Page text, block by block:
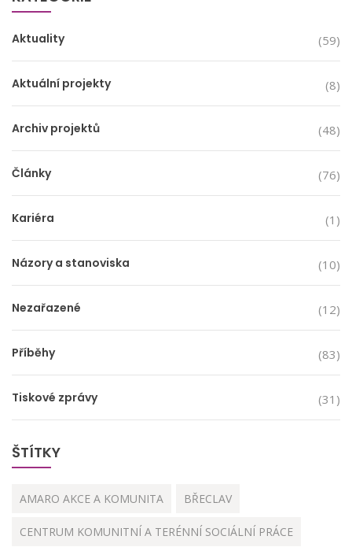
Aktuality (59)
Aktuální projekty (8)
Archiv projektů (48)
Články (76)
Kariéra (1)
Názory a stanoviska (10)
Nezařazené (12)
Příběhy (83)
Tiskové zprávy (31)
ŠTÍTKY
AMARO AKCE A KOMUNITA BŘECLAV
CENTRUM KOMUNITNÍ A TERÉNNÍ SOCIÁLNÍ PRÁCE